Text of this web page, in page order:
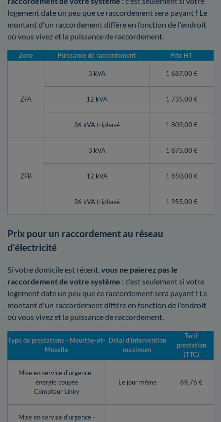
logement date un peu que ce raccordement sera payant ! Le
montant d'un raccordement diffère en fonction de l'endroit
où vous vivez et la puissance de raccordement.
Zone Puissance de raccordement Prix HT
ZFA
3 kVA 1 687,00 €
12 kVA 1 735,00 €
36 kVA triphasé 1 809,00 €
ZFB
3 kVA 1 875,00 €
12 kVA 1 850,00 €
36 kVA triphasé 1 955,00 €
Prix pour un raccordement au réseau
d'électricité
Si votre domicile est récent,vous ne paierez pas le
raccordement de votre système : c'est seulement si votre
logement date un peu que ce raccordement sera payant ! Le
montant d'un raccordement diffère en fonction de l'endroit
où vous vivez et la puissance de raccordement.
Type de prestations - Meurthe-et-
Moselle
Délai d’intervention
maximum
Tarif
prestation
(TTC)
Mise en service d'urgence -
énergie coupée
Compteur Linky
Le jour même 69,76 €
Mise en service d’urgence -